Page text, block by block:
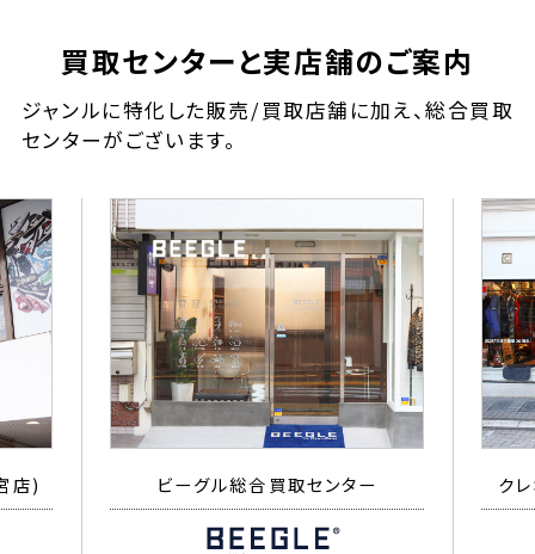
買取センターと実店舗のご案内
ジャンルに特化した販売/買取店舗に加え、総合買取
センターがございます。
店) ビーグル総合買取センター ク